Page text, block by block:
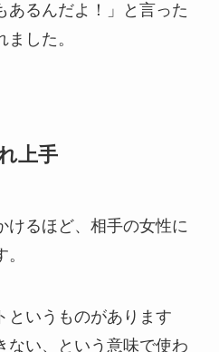
あるんだよ！」と言った
した。
上手
けるほど、相手の女性に
というものがあります
ない、という意味で使わ